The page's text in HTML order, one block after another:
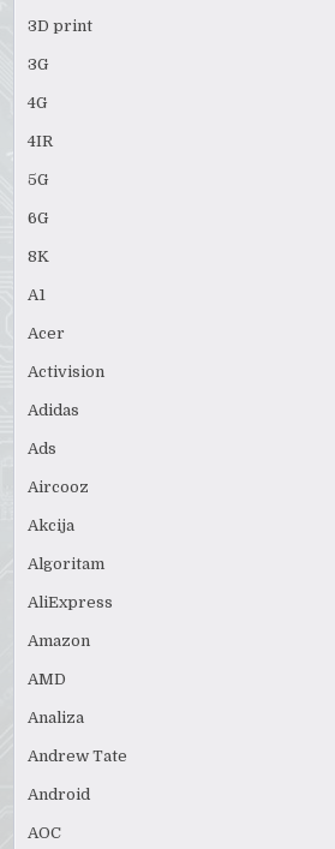
3D print
3G
4G
4IR
5G
6G
8K
A1
Acer
Activision
Adidas
Ads
Aircooz
Akcija
Algoritam
AliExpress
Amazon
AMD
Analiza
Andrew Tate
Android
AOC